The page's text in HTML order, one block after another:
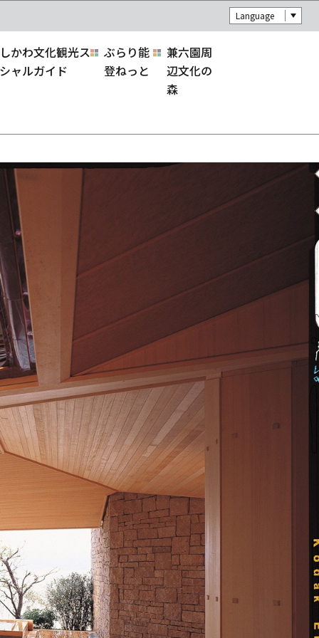
Language
かわ文化観光ス
ャルガイド
ぶらり能
登ねっと
兼六園周
辺文化の
森